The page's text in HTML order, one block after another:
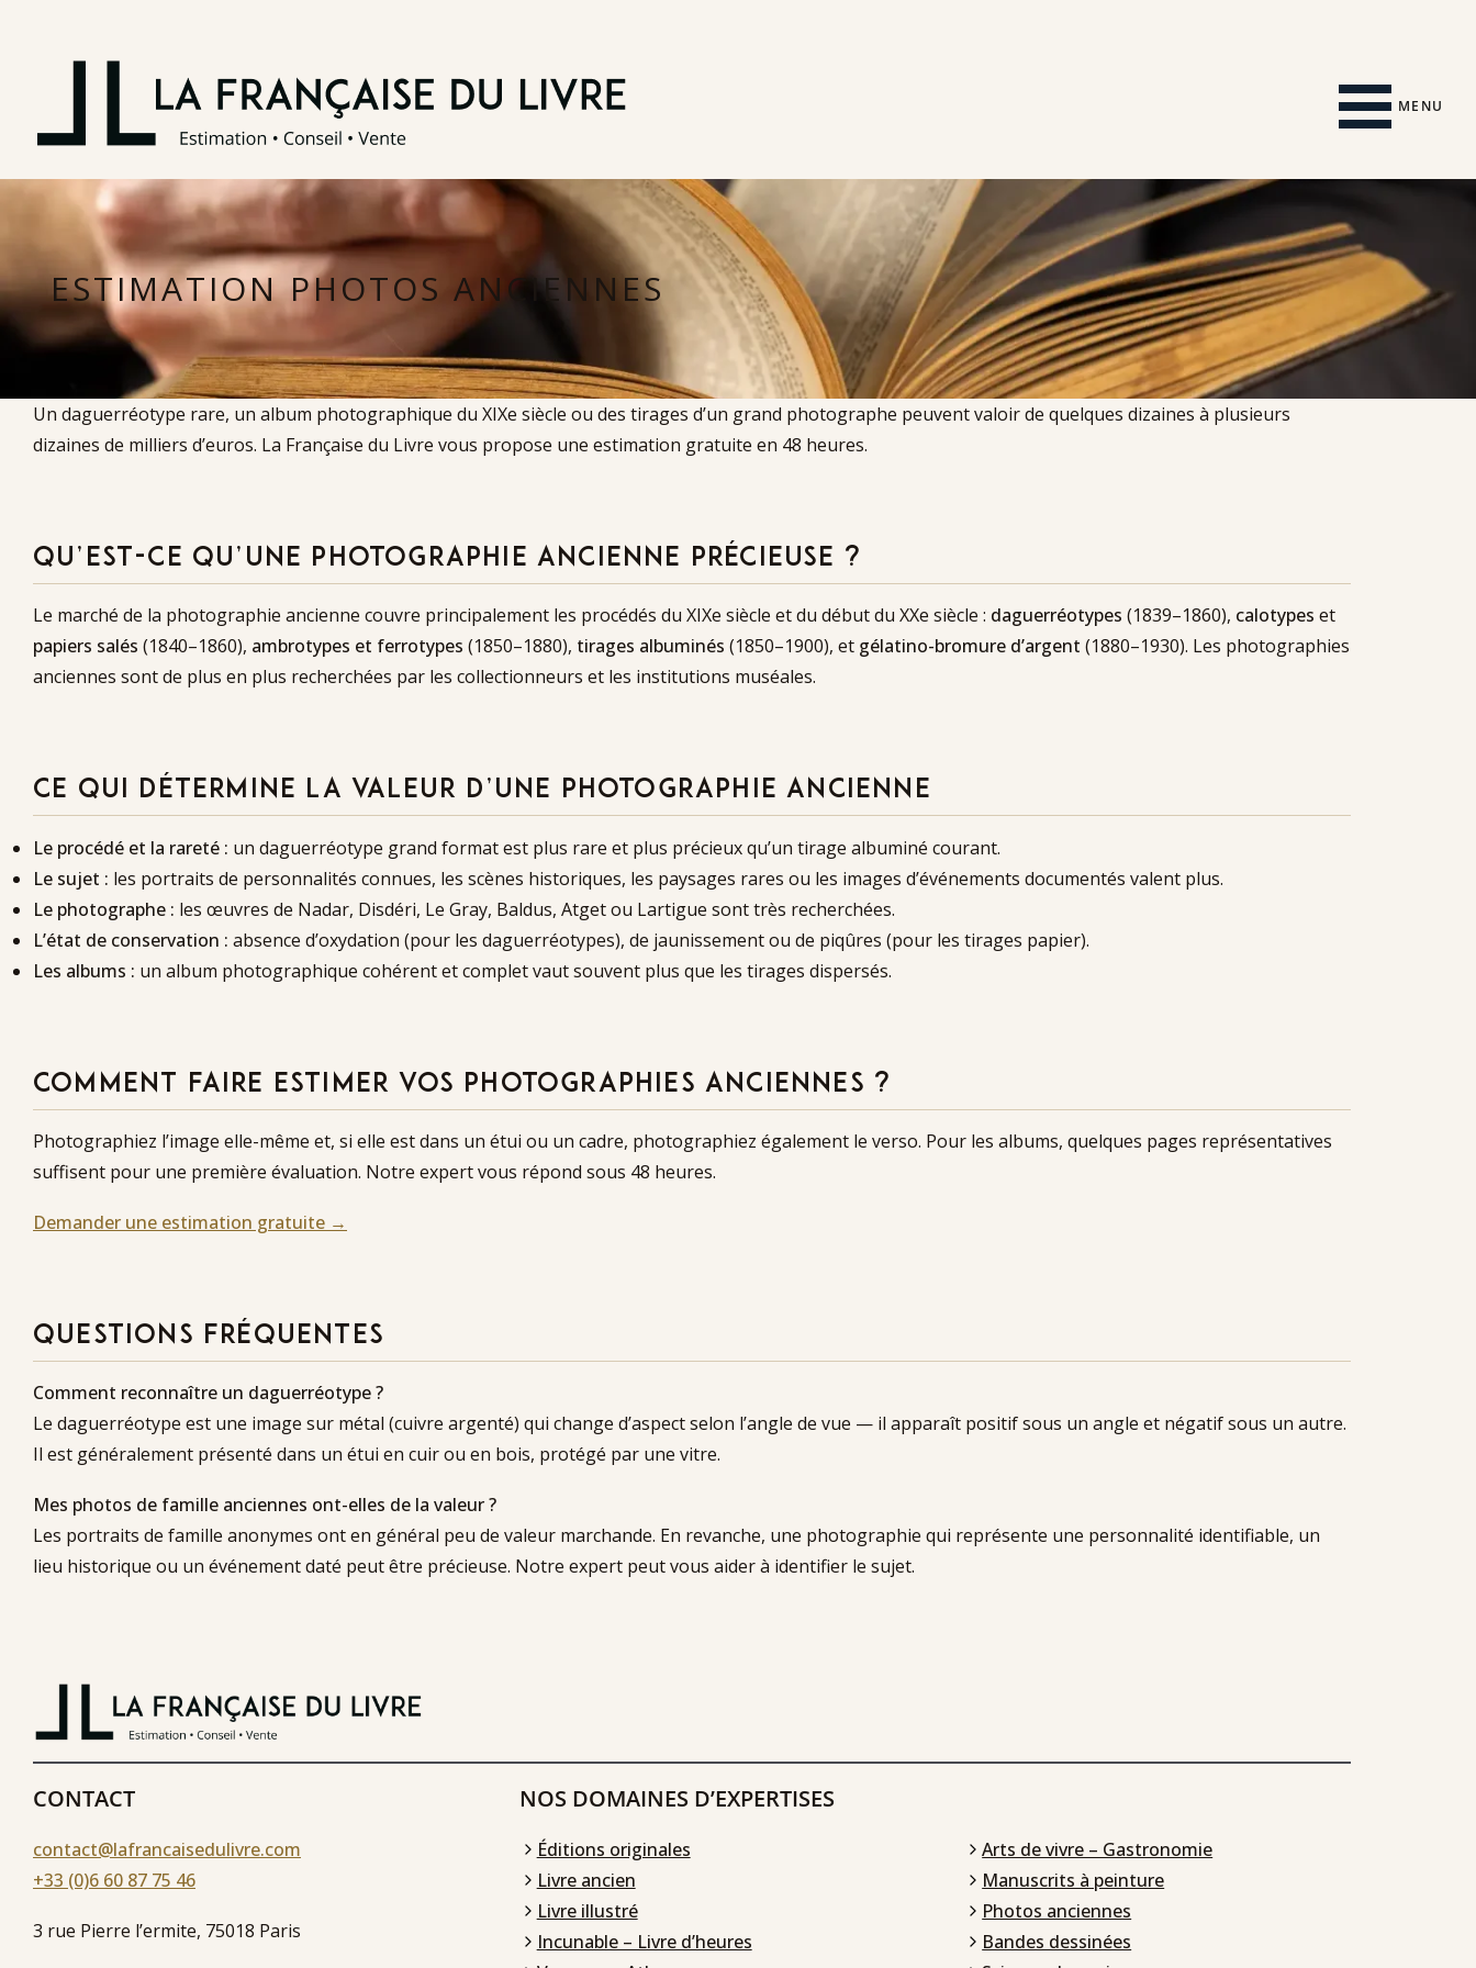
MENU
ESTIMATION PHOTOS ANCIENNES
Un daguerréotype rare, un album photographique du XIXe siècle ou des tirages d’un grand photographe peuvent valoir de quelques dizaines à plusieurs
dizaines de milliers d’euros. La Française du Livre vous propose une estimation gratuite en 48 heures.
QU’EST-CE QU’UNE PHOTOGRAPHIE ANCIENNE PRÉCIEUSE ?
Le marché de la photographie ancienne couvre principalement les procédés du XIXe siècle et du début du XXe siècle : daguerréotypes (1839–1860), calotypes et
papiers salés (1840–1860), ambrotypes et ferrotypes (1850–1880), tirages albuminés (1850–1900), et gélatino-bromure d’argent (1880–1930). Les photographies
anciennes sont de plus en plus recherchées par les collectionneurs et les institutions muséales.
CE QUI DÉTERMINE LA VALEUR D’UNE PHOTOGRAPHIE ANCIENNE
Le procédé et la rareté : un daguerréotype grand format est plus rare et plus précieux qu’un tirage albuminé courant.
Le sujet : les portraits de personnalités connues, les scènes historiques, les paysages rares ou les images d’événements documentés valent plus.
Le photographe : les œuvres de Nadar, Disdéri, Le Gray, Baldus, Atget ou Lartigue sont très recherchées.
L’état de conservation : absence d’oxydation (pour les daguerréotypes), de jaunissement ou de piqûres (pour les tirages papier).
Les albums : un album photographique cohérent et complet vaut souvent plus que les tirages dispersés.
COMMENT FAIRE ESTIMER VOS PHOTOGRAPHIES ANCIENNES ?
Photographiez l’image elle-même et, si elle est dans un étui ou un cadre, photographiez également le verso. Pour les albums, quelques pages représentatives
suffisent pour une première évaluation. Notre expert vous répond sous 48 heures.
Demander une estimation gratuite →
QUESTIONS FRÉQUENTES
Comment reconnaître un daguerréotype ?
Le daguerréotype est une image sur métal (cuivre argenté) qui change d’aspect selon l’angle de vue — il apparaît positif sous un angle et négatif sous un autre.
Il est généralement présenté dans un étui en cuir ou en bois, protégé par une vitre.
Mes photos de famille anciennes ont-elles de la valeur ?
Les portraits de famille anonymes ont en général peu de valeur marchande. En revanche, une photographie qui représente une personnalité identifiable, un
lieu historique ou un événement daté peut être précieuse. Notre expert peut vous aider à identifier le sujet.
CONTACT
contact@lafrancaisedulivre.com
+33 (0)6 60 87 75 46
3 rue Pierre l’ermite, 75018 Paris
NOS DOMAINES D’EXPERTISES
Éditions originales
Livre ancien
Livre illustré
Incunable – Livre d’heures
Arts de vivre – Gastronomie
Manuscrits à peinture
Photos anciennes
Bandes dessinées